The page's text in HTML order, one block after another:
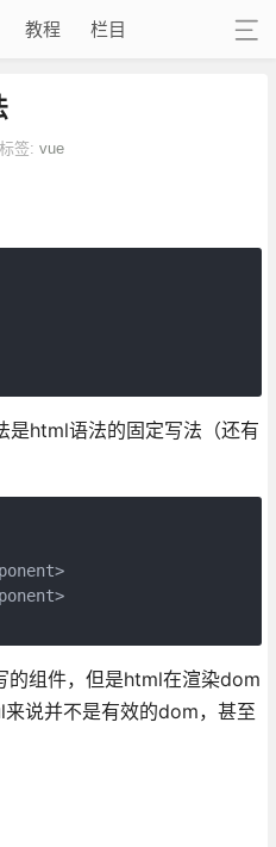
教程 栏目
标签: vue
是html语法的固定写法（还有
组件，但是html在渲染dom
说并不是有效的dom，甚至